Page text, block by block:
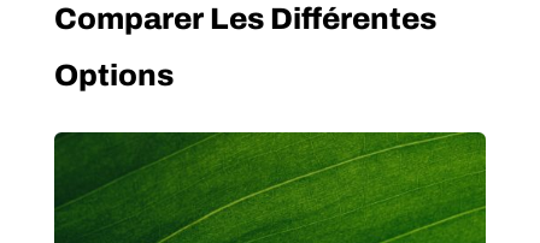
Comparer Les Différentes
Options